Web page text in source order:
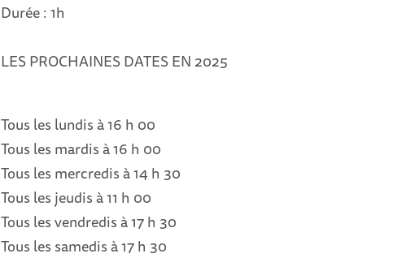
Durée : 1h
LES PROCHAINES DATES EN 2025
Tous les lundis à 16 h 00
Tous les mardis à 16 h 00
Tous les mercredis à 14 h 30
Tous les jeudis à 11 h 00
Tous les vendredis à 17 h 30
Tous les samedis à 17 h 30